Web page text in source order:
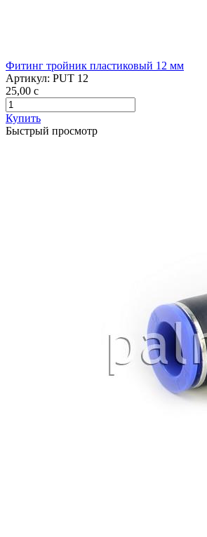
Фитинг тройник пластиковый 12 мм
Артикул: PUT 12
25,00 c
Купить
Быстрый просмотр